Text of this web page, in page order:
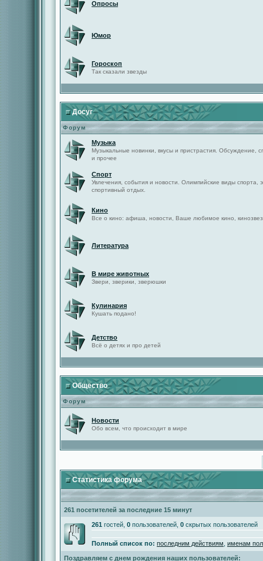
Опросы
Юмор
Гороскоп
Так сказали звезды
Досуг
Форум
Музыка
Музыкальные новинки, вкусы и пристрастия. Обсуждение,
и прочее
Спорт
Увлечения, события и новости. Олимпийские виды спорта,
спортивный отдых.
Кино
Все о кино: афиша, новости, Ваше любимое кино,
Литература
В мире животных
Звери, зверики, зверюшки
Кулинария
Кушать подано!
Детство
Всё о детях и про детей
Общество
Форум
Новости
Обо всем, что происходит в мире
Статистика форума
261 посетителей за последние 15 минут
261 гостей, 0 пользователей, 0 скрытых пользователей
Полный список по: последним действиям именам
Поздравляем с днем рождения наших пользователей: